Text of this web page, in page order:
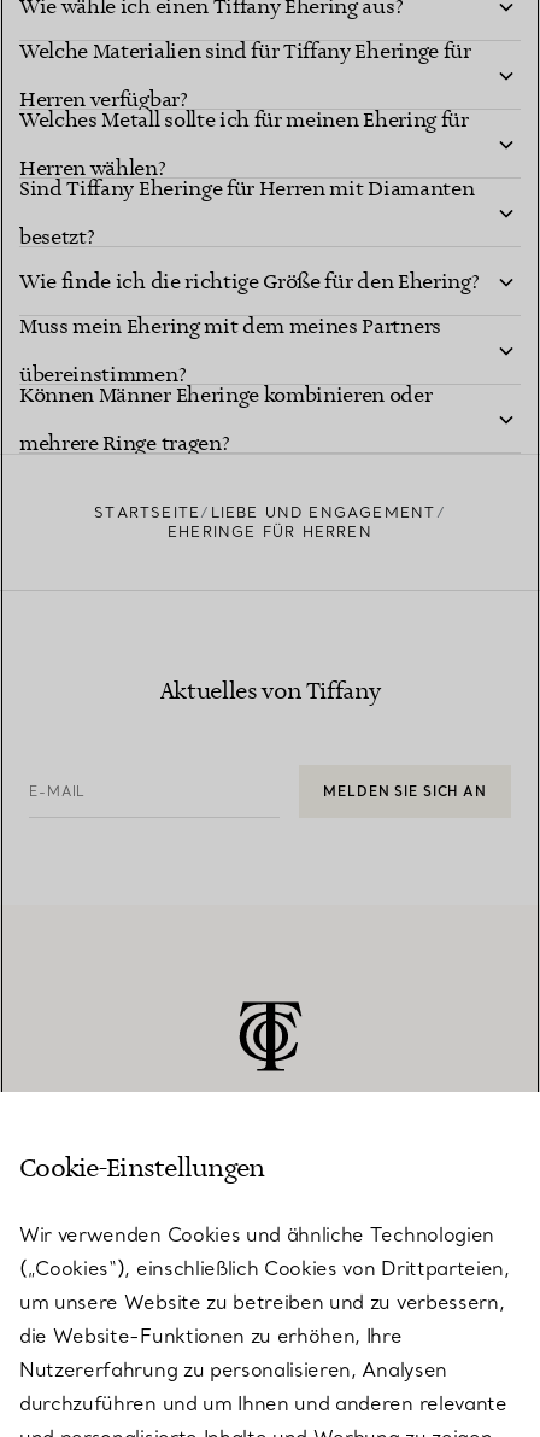
Wie wähle ich einen Tiffany Ehering aus?
Welche Materialien sind für Tiffany Eheringe für
Herren verfügbar?
Welches Metall sollte ich für meinen Ehering für
Herren wählen?
Sind Tiffany Eheringe für Herren mit Diamanten
besetzt?
Wie finde ich die richtige Größe für den Ehering?
Muss mein Ehering mit dem meines Partners
übereinstimmen?
Können Männer Eheringe kombinieren oder
mehrere Ringe tragen?
STARTSEITE
LIEBE UND ENGAGEMENT
EHERINGE FÜR HERREN
Aktuelles von Tiffany
E-MAIL MELDEN SIE SICH AN
KUNDENSERVICE
SERVICES
ÜBER TIFFANY & CO.
Cookie-Einstellungen
Wir verwenden Cookies und ähnliche Technologien
(„Cookies“), einschließlich Cookies von Drittparteien,
um unsere Website zu betreiben und zu verbessern,
die Website-Funktionen zu erhöhen, Ihre
Nutzererfahrung zu personalisieren, Analysen
durchzuführen und um Ihnen und anderen relevante